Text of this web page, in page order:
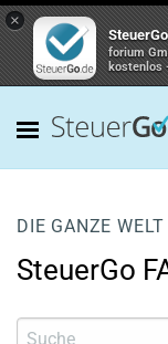
×
forium
kostenlos
DIE GANZE
SteuerGo